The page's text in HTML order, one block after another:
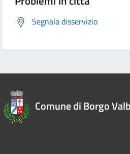
Segnala disservizio
Comune di Borgo